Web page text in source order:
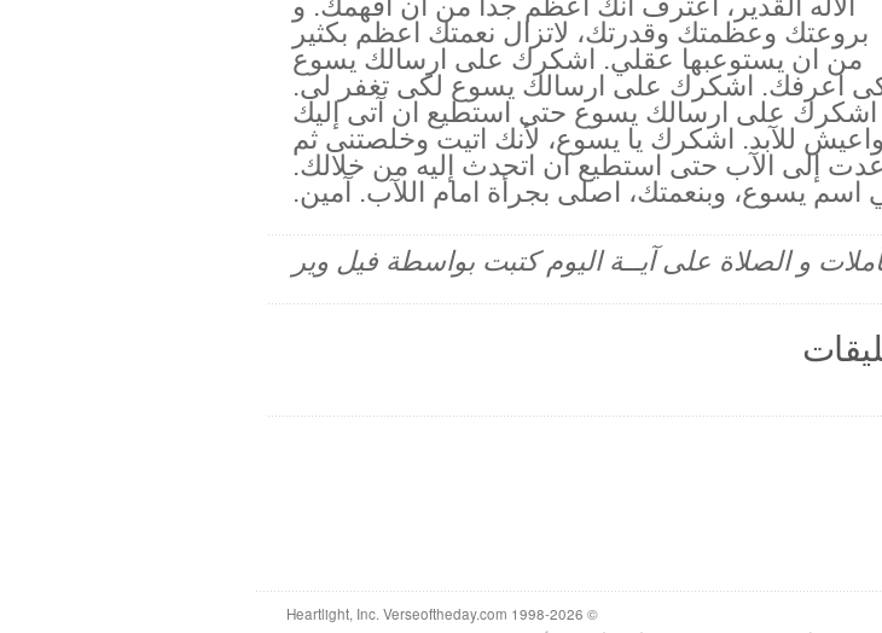
بروعتك وعظمتك وقدرتك، لاتزال نعمتك اعظم بكثير
من ان يستوعبها عقلي. اشكرك على ارسالك يسوع
اعرفك. اشكرك على ارسالك يسوع لكى تغفر لى.
اشكرك على ارسالك يسوع حتى استطيع ان آتى إليك
واعيش للآبد. اشكرك يا يسوع، لأنك اتيت وخلصتنى ثم
عدت إلى الآب حتى استطيع ان اتحدث إليه من خلالك.
اسم يسوع، وبنعمتك، اصلى بجرأة امام اللآب. آمين.
و الصلاة على آيــة اليوم كتبت بواسطة فيل وير
© 1998-2026 Heartlight, Inc. Verseoftheday.com